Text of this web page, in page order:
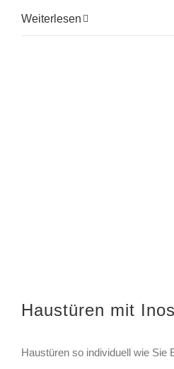
Weiterlesen
Haustüren mit
Haustüren so individuell wie Sie